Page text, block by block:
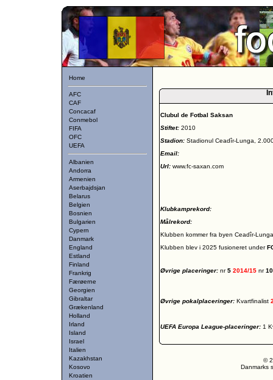
Home
AFC
CAF
Concacaf
Conmebol
FIFA
OFC
UEFA
Albanien
Andorra
Armenien
Aserbajdsjan
Belarus
Belgien
Bosnien
Bulgarien
Cypern
Danmark
England
Estland
Finland
Frankrig
Færøerne
Georgien
Gibraltar
Grækenland
Holland
Irland
Island
Israel
Italien
Kazakhstan
Kosovo
Kroatien
Clubul de Fotbal Saksan
Stiftet: 2010
Stadion: Stadionul Ceadîr-Lunga,
Email:
Url: www.fc-saxan.com
Klubkamprekord:
Målrekord:
Klubben kommer fra byen Ceadîr-
Klubben blev i 2025 fusioneret under
Øvrige placeringer: nr5 2014/15 nr
Øvrige pokalplaceringer: Kvartfinalist
UEFA Europa League-placeringer: 1
©
Danmarks